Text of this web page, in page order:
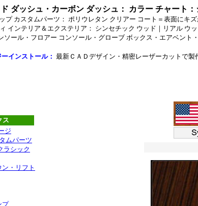
■クライスラー：３００_クローム/ス
・３００Ｍ_クローム/ステンレス・Ｐ
セブリング_クローム/ステンレス■ダ
ステンレス製
ステンレス・クローム製
ステンレス・クローム製
ス
ジ
ムパーツ
ラシック
・リフト
プ
ダッシュ・カーボン ダッシュ： カラー チャート ：
プ カスタムパーツ： ポリウレタン クリアー コート＝表面にキ
インテリア＆エクステリア： シンセチック ウッド｜リアル ウ
ール・フロアー コンソール・グローブ ボックス・エアベント
インストール： 最新ＣＡＤデザイン・精密レーザーカットで